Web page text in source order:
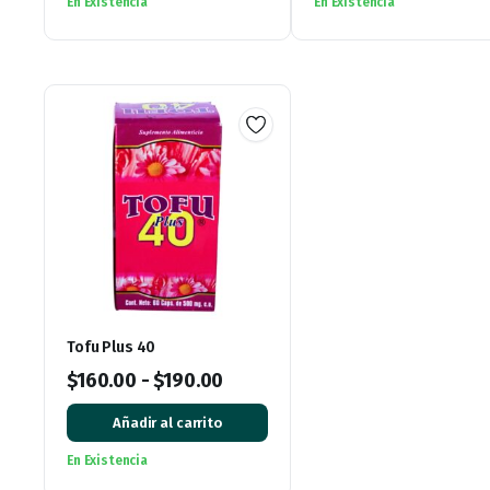
Tofu Plus 40
$160.00 -$190.00
Añadir al carrito
En Existencia